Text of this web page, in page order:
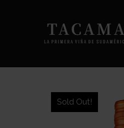
Sold Out!